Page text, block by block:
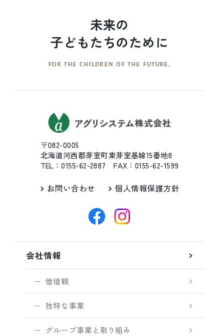
未来の
子どもたちのために
FOR THE CHILDREN OF THE FUTURE.
〒082-0005
北海道河西郡芽室町東芽室基線15番地8
TEL：0155-62-2887 FAX：0155-62-1599
お問い合わせ 個人情報保護方針
会社情報
価値観
独特な事業
グループ事業と取り組み